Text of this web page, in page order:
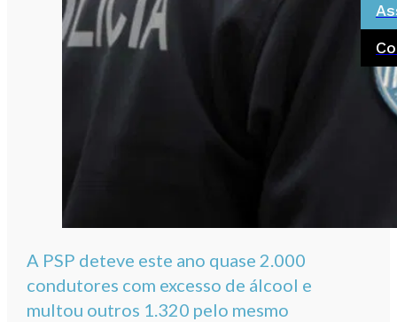
A PSP deteve este ano quase 2.000
condutores com excesso de álcool e
multou outros 1.320 pelo mesmo